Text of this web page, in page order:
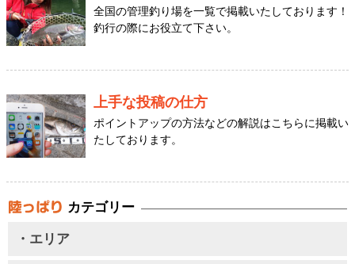
全国の管理釣り場を一覧で掲載いたしております！
釣行の際にお役立て下さい。
上手な投稿の仕方
ポイントアップの方法などの解説はこちらに掲載い
たしております。
カテゴリー
・エリア